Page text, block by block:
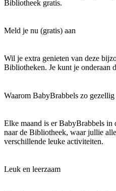
Bibliotheek gratis.
Meld je nu (gratis) aan
Wil je extra genieten van deze
Bibliotheken. Je kunt je onderaan
Waarom BabyBrabbels zo gezellig
Elke maand is er BabyBrabbels
naar de Bibliotheek, waar jullie
verschillende leuke activiteiten.
Leuk en leerzaam